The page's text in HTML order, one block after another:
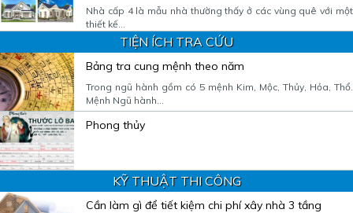
Nhà cấp 4 là mẫu nhà thường thấy ở các vùng quê với một
thiết kế...
TIỆN ÍCH TRA CỨU
Bảng tra cung mệnh theo năm
Trong ngũ hành gồm có 5 mệnh Kim, Mộc, Thủy, Hỏa, Thổ.
Mệnh Ngũ hành...
Phong thủy
KỸ THUẬT THI CÔNG
Cần làm gì để tiết kiệm chi phí xây nhà 3 tầng